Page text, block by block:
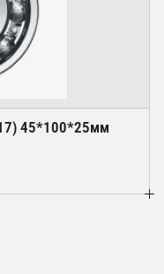
45*100*25мм